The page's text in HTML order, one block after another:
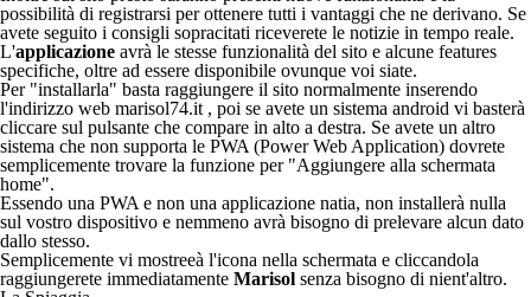
possibilità di registrarsi per ottenere tutti i vantaggi che ne derivano. Se
avete seguito i consigli sopracitati riceverete le notizie in tempo reale.
L'applicazione avrà le stesse funzionalità del sito e alcune features
specifiche, oltre ad essere disponibile ovunque voi siate.
Per "installarla" basta raggiungere il sito normalmente inserendo
l'indirizzo web marisol74.it , poi se avete un sistema android vi basterà
cliccare sul pulsante che compare in alto a destra. Se avete un altro
sistema che non supporta le PWA (Power Web Application) dovrete
semplicemente trovare la funzione per "Aggiungere alla schermata
home".
Essendo una PWA e non una applicazione natia, non installerà nulla
sul vostro dispositivo e nemmeno avrà bisogno di prelevare alcun dato
dallo stesso.
Semplicemente vi mostreeà l'icona nella schermata e cliccandola
raggiungerete immediatamente Marisol senza bisogno di nient'altro.